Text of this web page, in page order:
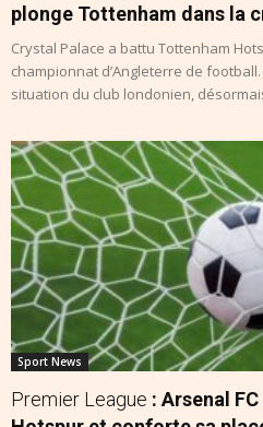
plonge Tottenham dans la
Crystal Palace a battu Tottenham
championnat d’Angleterre de
situation du club londonien,
Sport News
Premier League : Arsenal